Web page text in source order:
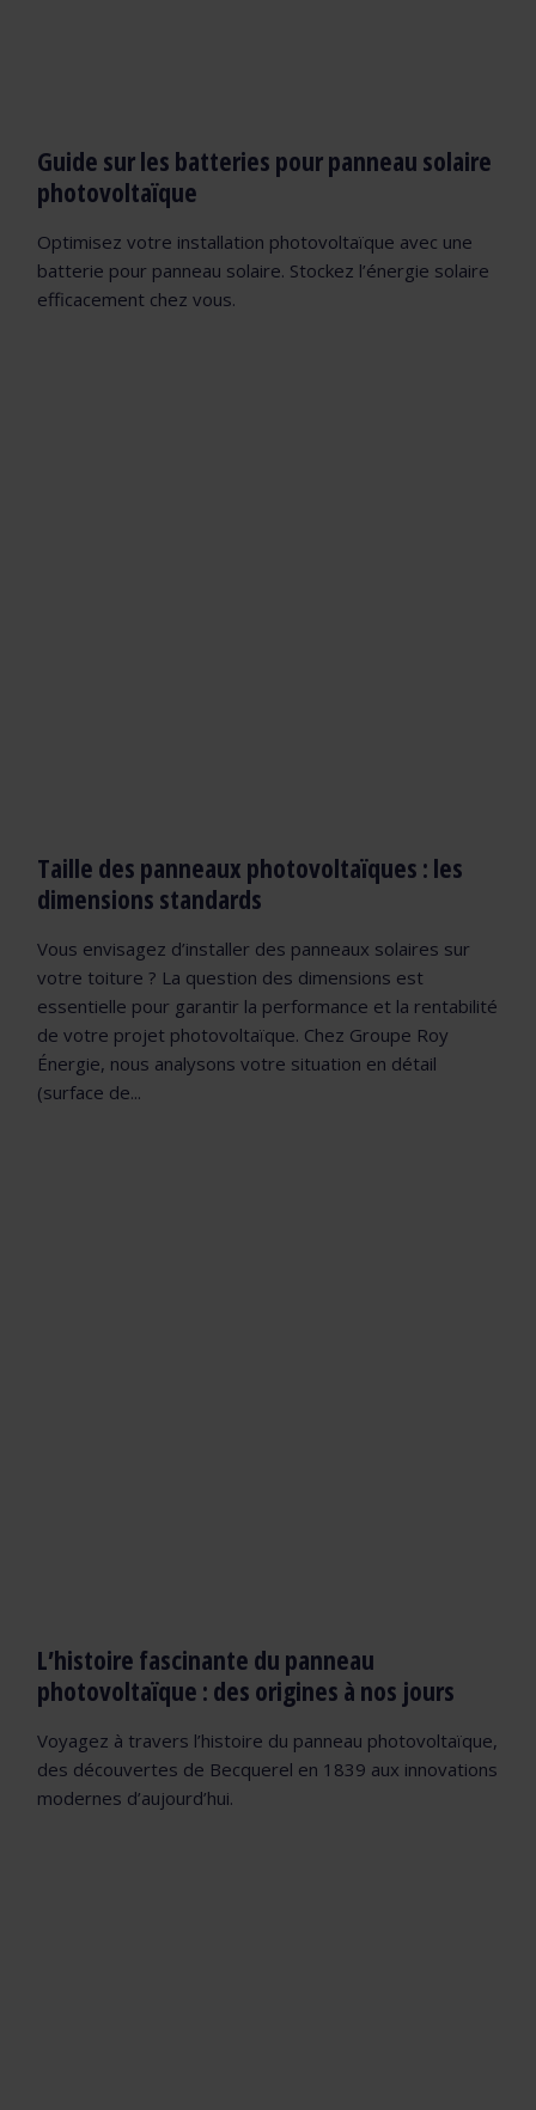
Guide sur les batteries pour panneau solaire
photovoltaïque
Optimisez votre installation photovoltaïque avec une
batterie pour panneau solaire. Stockez l’énergie solaire
efficacement chez vous.
Taille des panneaux photovoltaïques : les
dimensions standards
Vous envisagez d’installer des panneaux solaires sur
votre toiture ? La question des dimensions est
essentielle pour garantir la performance et la rentabilité
de votre projet photovoltaïque. Chez Groupe Roy
Énergie, nous analysons votre situation en détail
(surface de...
L’histoire fascinante du panneau
photovoltaïque : des origines à nos jours
Voyagez à travers l’histoire du panneau photovoltaïque,
des découvertes de Becquerel en 1839 aux innovations
modernes d’aujourd’hui.